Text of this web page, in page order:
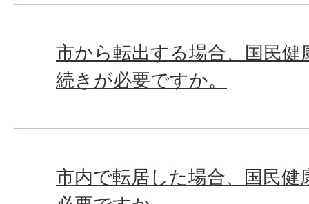
市から転出する場合、国民健
続きが必要ですか。
市内で転居した場合、国民健